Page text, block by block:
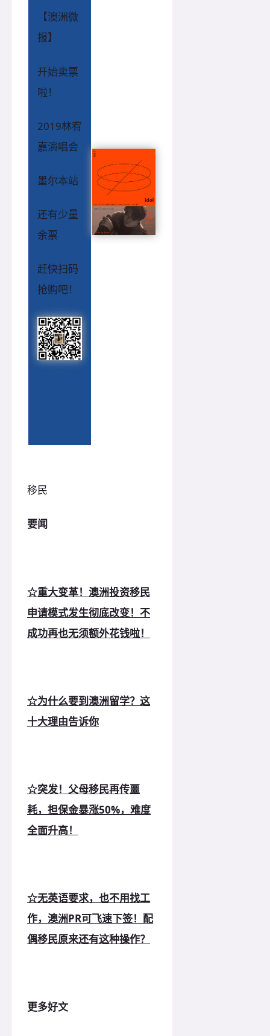
【澳洲微
报】
开始卖票
啦！
2019林宥
嘉演唱会
墨尔本站
还有少量
余票
赶快扫码
抢购吧！
移民
要闻
☆重大变革！澳洲投资移民
申请模式发生彻底改变！不
成功再也无须额外花钱啦！
☆为什么要到澳洲留学？这
十大理由告诉你
☆突发！父母移民再传噩
耗，担保金暴涨50%，难度
全面升高！
☆无英语要求，也不用找工
作，澳洲PR可飞速下签！配
偶移民原来还有这种操作？
更多好文